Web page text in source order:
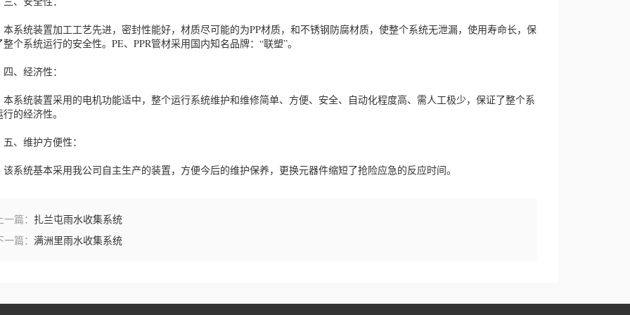
统装置加工工艺先进，密封性能好，材质尽可能的为PP材质，和不锈钢防腐材质，使整个系统无泄漏，使用寿命长，保
整个系统运行的安全性。PE、PPR管材采用国内知名品牌：“联塑”。
经济性：
统装置采用的电机功能适中，整个运行系统维护和维修简单、方便、安全、自动化程度高、需人工极少，保证了整个系
的经济性。
维护方便性：
统基本采用我公司自主生产的装置，方便今后的维护保养，更换元器件缩短了抢险应急的反应时间。
一篇： 扎兰屯雨水收集系统
一篇： 满洲里雨水收集系统